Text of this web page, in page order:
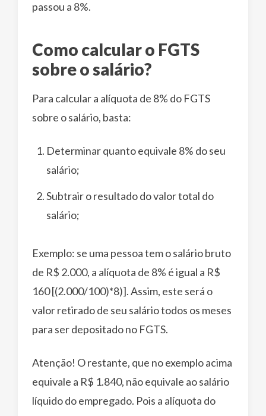
passou a 8%.
Como calcular o FGTS
sobre o salário?
Para calcular a alíquota de 8% do FGTS
sobre o salário, basta:
Determinar quanto equivale 8% do seu
salário;
Subtrair o resultado do valor total do
salário;
Exemplo: se uma pessoa tem o salário bruto
de R$ 2.000, a alíquota de 8% é igual a R$
160 [(2.000/100)*8)]. Assim, este será o
valor retirado de seu salário todos os meses
para ser depositado no FGTS.
Atenção! O restante, que no exemplo acima
equivale a R$ 1.840, não equivale ao salário
líquido do empregado. Pois a alíquota do